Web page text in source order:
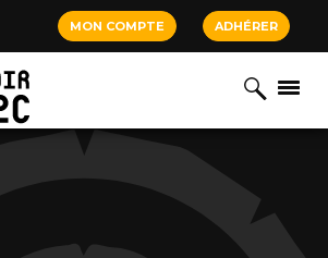
MON COMPTE ADHÉRER
panel